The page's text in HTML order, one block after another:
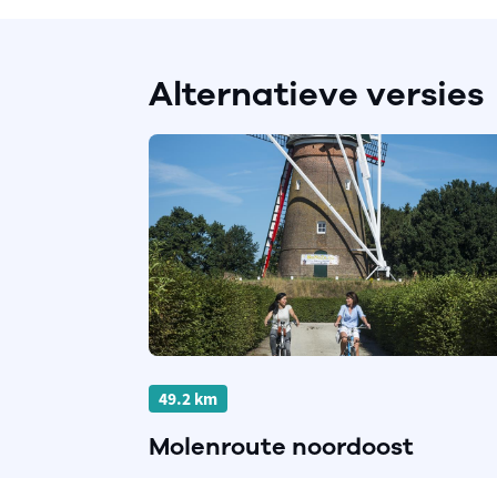
Alternatieve versies
49.2 km
Molenroute noordoost